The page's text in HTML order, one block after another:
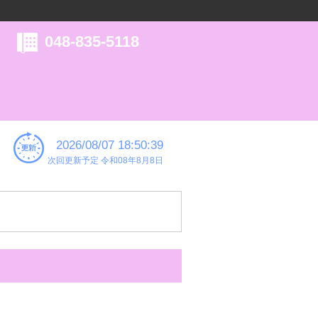
048-835-5118
2026/08/07 18:50:39
次回更新予定 令和08年8月8日